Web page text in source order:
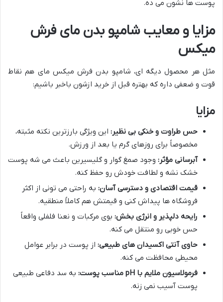
پوست ها نشون می ده.
مزایا و معایب شامپو بدن مای فرش
میکس
مثل هر محصول دیگه ای، شامپو بدن فرش میکس مای هم نقاط
قوت و ضعفی داره که بهتره قبل از خرید ازشون باخبر باشیم:
مزایا
حس طراوت و خنکی بی نظیر: این ویژگی بارزترین نکته مثبته،
مخصوصاً برای روزهای گرم یا بعد از ورزش.
آبرسانی مؤثر: وجود صمغ گوار و گلیسیرین باعث می شه پوست
خشک نشه و لطافت خودش رو حفظ کنه.
قیمت اقتصادی و دسترسی آسان: به راحتی می تونی از اکثر
فروشگاه ها پیداش کنی و قیمتش هم کاملاً منطقیه.
رایحه دلپذیر و انرژی بخش: بوی مرکبات و نعنا فلفلی واقعاً
حس خوبی رو منتقل می کنه.
حاوی آنتی اکسیدان های طبیعی: از پوست در برابر عوامل
محیطی محافظت می کنه.
فرمولاسیون ملایم با pH مناسب پوست:
به سد دفاعی طبیعی
پوست آسیب نمی زنه.